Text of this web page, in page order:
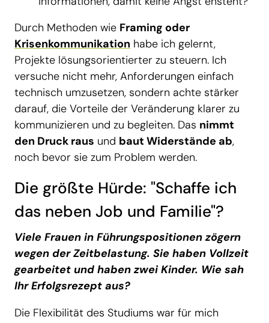
Durch Methoden wie Framing oder
Krisenkommunikation habe ich gelernt,
Projekte lösungsorientierter zu steuern. Ich
versuche nicht mehr, Anforderungen einfach
technisch umzusetzen, sondern achte stärker
darauf, die Vorteile der Veränderung klarer zu
kommunizieren und zu begleiten. Das nimmt
den Druck raus und baut Widerstände ab,
noch bevor sie zum Problem werden.
Die größte Hürde: "Schaffe ich
das neben Job und Familie"?
Viele Frauen in Führungspositionen zögern
wegen der Zeitbelastung. Sie haben Vollzeit
gearbeitet und haben zwei Kinder. Wie sah
Ihr Erfolgsrezept aus?
Die Flexibilität des Studiums war für mich